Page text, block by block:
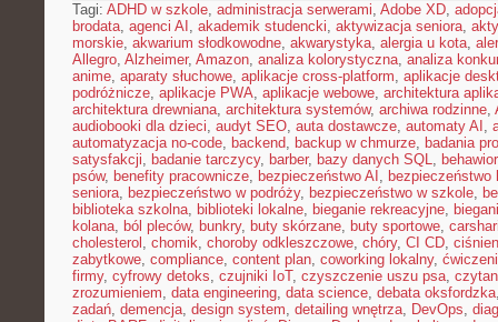
Tagi: ADHD w szkole, administracja serwerami, Adobe XD,
brodata, agenci AI , akademik studencki, aktywizacja seniora,
morskie, akwarium słodkowodne, akwarystyka, alergia u kota,
Allegro, Alzheimer, Amazon, analiza kolorystyczna, analiza
anime, aparaty słuchowe, aplikacje cross-platform, aplikacje
podróżnicze, aplikacje PWA, aplikacje webowe, architektura
architektura drewniana, architektura systemów, archiwa rodzinne,
audiobooki dla dzieci, audyt SEO, auta dostawcze, automaty AI ,
automatyzacja no-code, backend, backup w chmurze, badania
satysfakcji, badanie tarczycy, barber, bazy danych SQL,
psów, benefity pracownicze, bezpieczeństwo AI , bezpieczeństwo
seniora, bezpieczeństwo w podróży, bezpieczeństwo w szkole,
biblioteka szkolna, biblioteki lokalne, bieganie rekreacyjne,
kolana, ból pleców, bunkry, buty skórzane, buty sportowe,
cholesterol , chomik, choroby odkleszczowe, chóry, CI CD,
zabytkowe, compliance, content plan, coworking lokalny,
firmy, cyfrowy detoks, czujniki IoT, czyszczenie uszu psa,
zrozumieniem, data engineering, data science, debata oksfordzka
zadań, demencja, design system, detailing wnętrza, DevOps,